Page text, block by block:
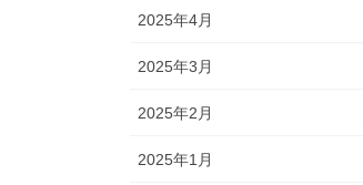
2025年4月
2025年3月
2025年2月
2025年1月